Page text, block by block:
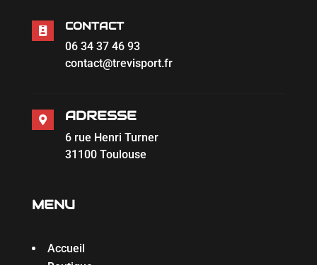

CONTACT
06 34 37 46 93
contact@trevisport.fr
 ADRESSE
6 rue Henri Turner
31100 Toulouse
MENU
Accueil